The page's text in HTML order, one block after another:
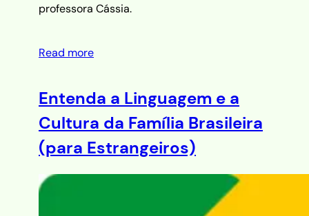
professora Cássia.
Read more
Entenda a Linguagem e a
Cultura da Família Brasileira
(para Estrangeiros)